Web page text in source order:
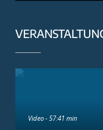
Video - 57:41 min